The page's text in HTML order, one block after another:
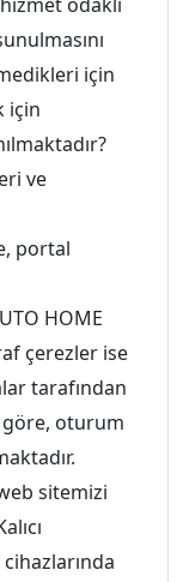
için
için
ve
portal
HOME
çerezler ise
tarafından
göre, oturum
sitemizi